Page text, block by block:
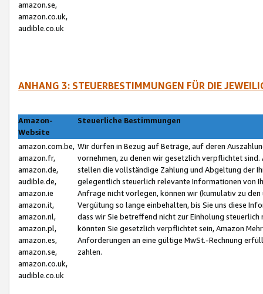
amazon.se,
amazon.co.uk,
audible.co.uk
ANHANG 3: STEUERBESTIMMUNGEN FÜR DIE
Amazon-
Website
Steuerliche Bestimmungen
amazon.com.be,
amazon.fr,
amazon.de,
audible.de,
amazon.ie
amazon.it,
amazon.nl,
amazon.pl,
amazon.es,
amazon.se,
amazon.co.uk,
audible.co.uk
Wir dürfen in Bezug auf Beträge, auf deren
vornehmen, zu denen wir gesetzlich verpflichtet
stellen die vollständige Zahlung und Abgeltung der
gelegentlich steuerlich relevante Informationen von
Anfrage nicht vorlegen, können wir (kumulativ zu
Vergütung so lange einbehalten, bis Sie uns diese
dass wir Sie betreffend nicht zur Einholung
könnten Sie gesetzlich verpflichtet sein, Amazon
Anforderungen an eine gültige MwSt.-Rechnung
zahlen.